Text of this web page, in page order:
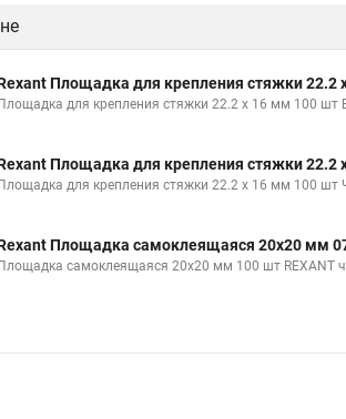
Площадка для крепления стяжки 22.2
Площадка для крепления стяжки 22.2 х 16 мм 100 шт
Площадка для крепления стяжки 22.2
Площадка для крепления стяжки 22.2 х 16 мм 100 шт
Площадка самоклеящаяся 20х20 мм
Площадка самоклеящаяся 20х20 мм 100 шт REXANT